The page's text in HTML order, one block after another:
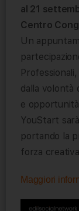
al 21
Centro
Un
dalla volontà
e
YouStart
portando la
forza
Maggiori